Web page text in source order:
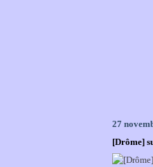
27
[Drôme]